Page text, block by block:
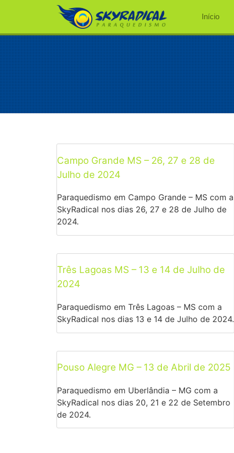
Início
Campo Grande MS – 26, 27 e 28 de
Julho de 2024
Paraquedismo em Campo Grande – MS com a
SkyRadical nos dias 26, 27 e 28 de Julho de
2024.
Três Lagoas MS – 13 e 14 de Julho de
2024
Paraquedismo em Três Lagoas – MS com a
SkyRadical nos dias 13 e 14 de Julho de 2024.
Pouso Alegre MG – 13 de Abril de 2025
Paraquedismo em Uberlândia – MG com a
SkyRadical nos dias 20, 21 e 22 de Setembro
de 2024.